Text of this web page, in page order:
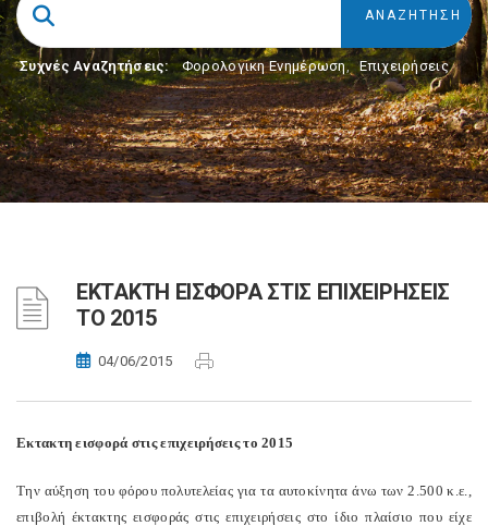
Συχνές Αναζητήσεις: Φορολογικη Ενημέρωση, Επιχειρήσεις
ΕΚΤΑΚΤΗ ΕΙΣΦΟΡΑ ΣΤΙΣ ΕΠΙΧΕΙΡΗΣΕΙΣ
ΤΟ 2015
04/06/2015
Εκτακτη εισφορά στις επιχειρήσεις το 2015
Την αύξηση του φόρου πολυτελείας για τα αυτοκίνητα άνω των 2.500 κ.ε.,
επιβολή έκτακτης εισφοράς στις επιχειρήσεις στο ίδιο πλαίσιο που είχε